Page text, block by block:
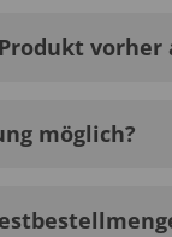
vorher
möglich?